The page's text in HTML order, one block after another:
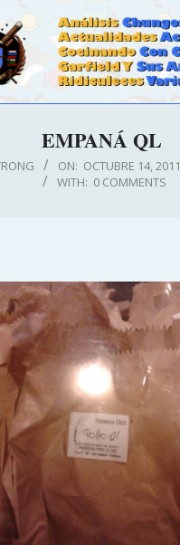
EMPANÁ QL
ON: OCTUBRE 14, 2011
WITH: 0 COMMENTS